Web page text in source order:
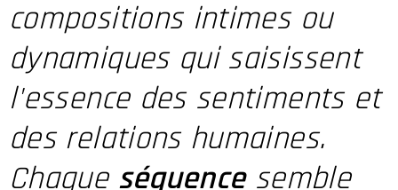
compositions intimes ou
dynamiques qui saisissent
l'essence des sentiments et
des relations humaines.
Chaque séquencesemble